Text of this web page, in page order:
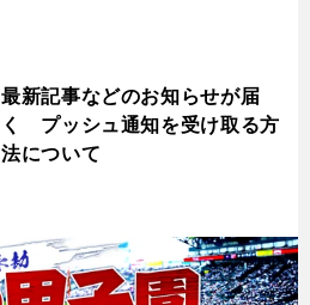
最新記事などのお知らせが届
く プッシュ通知を受け取る方
法について